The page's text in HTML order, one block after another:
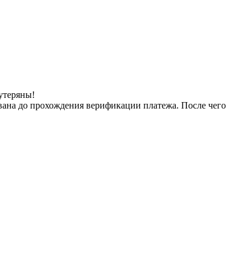
до прохождения верификации платежа. После чего